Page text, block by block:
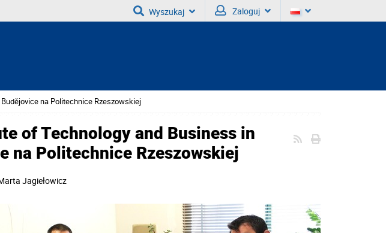
Wyszukaj Zaloguj
na Politechnice Rzeszowskiej
of Technology and Business in
na Politechnice Rzeszowskiej
Jagiełowicz